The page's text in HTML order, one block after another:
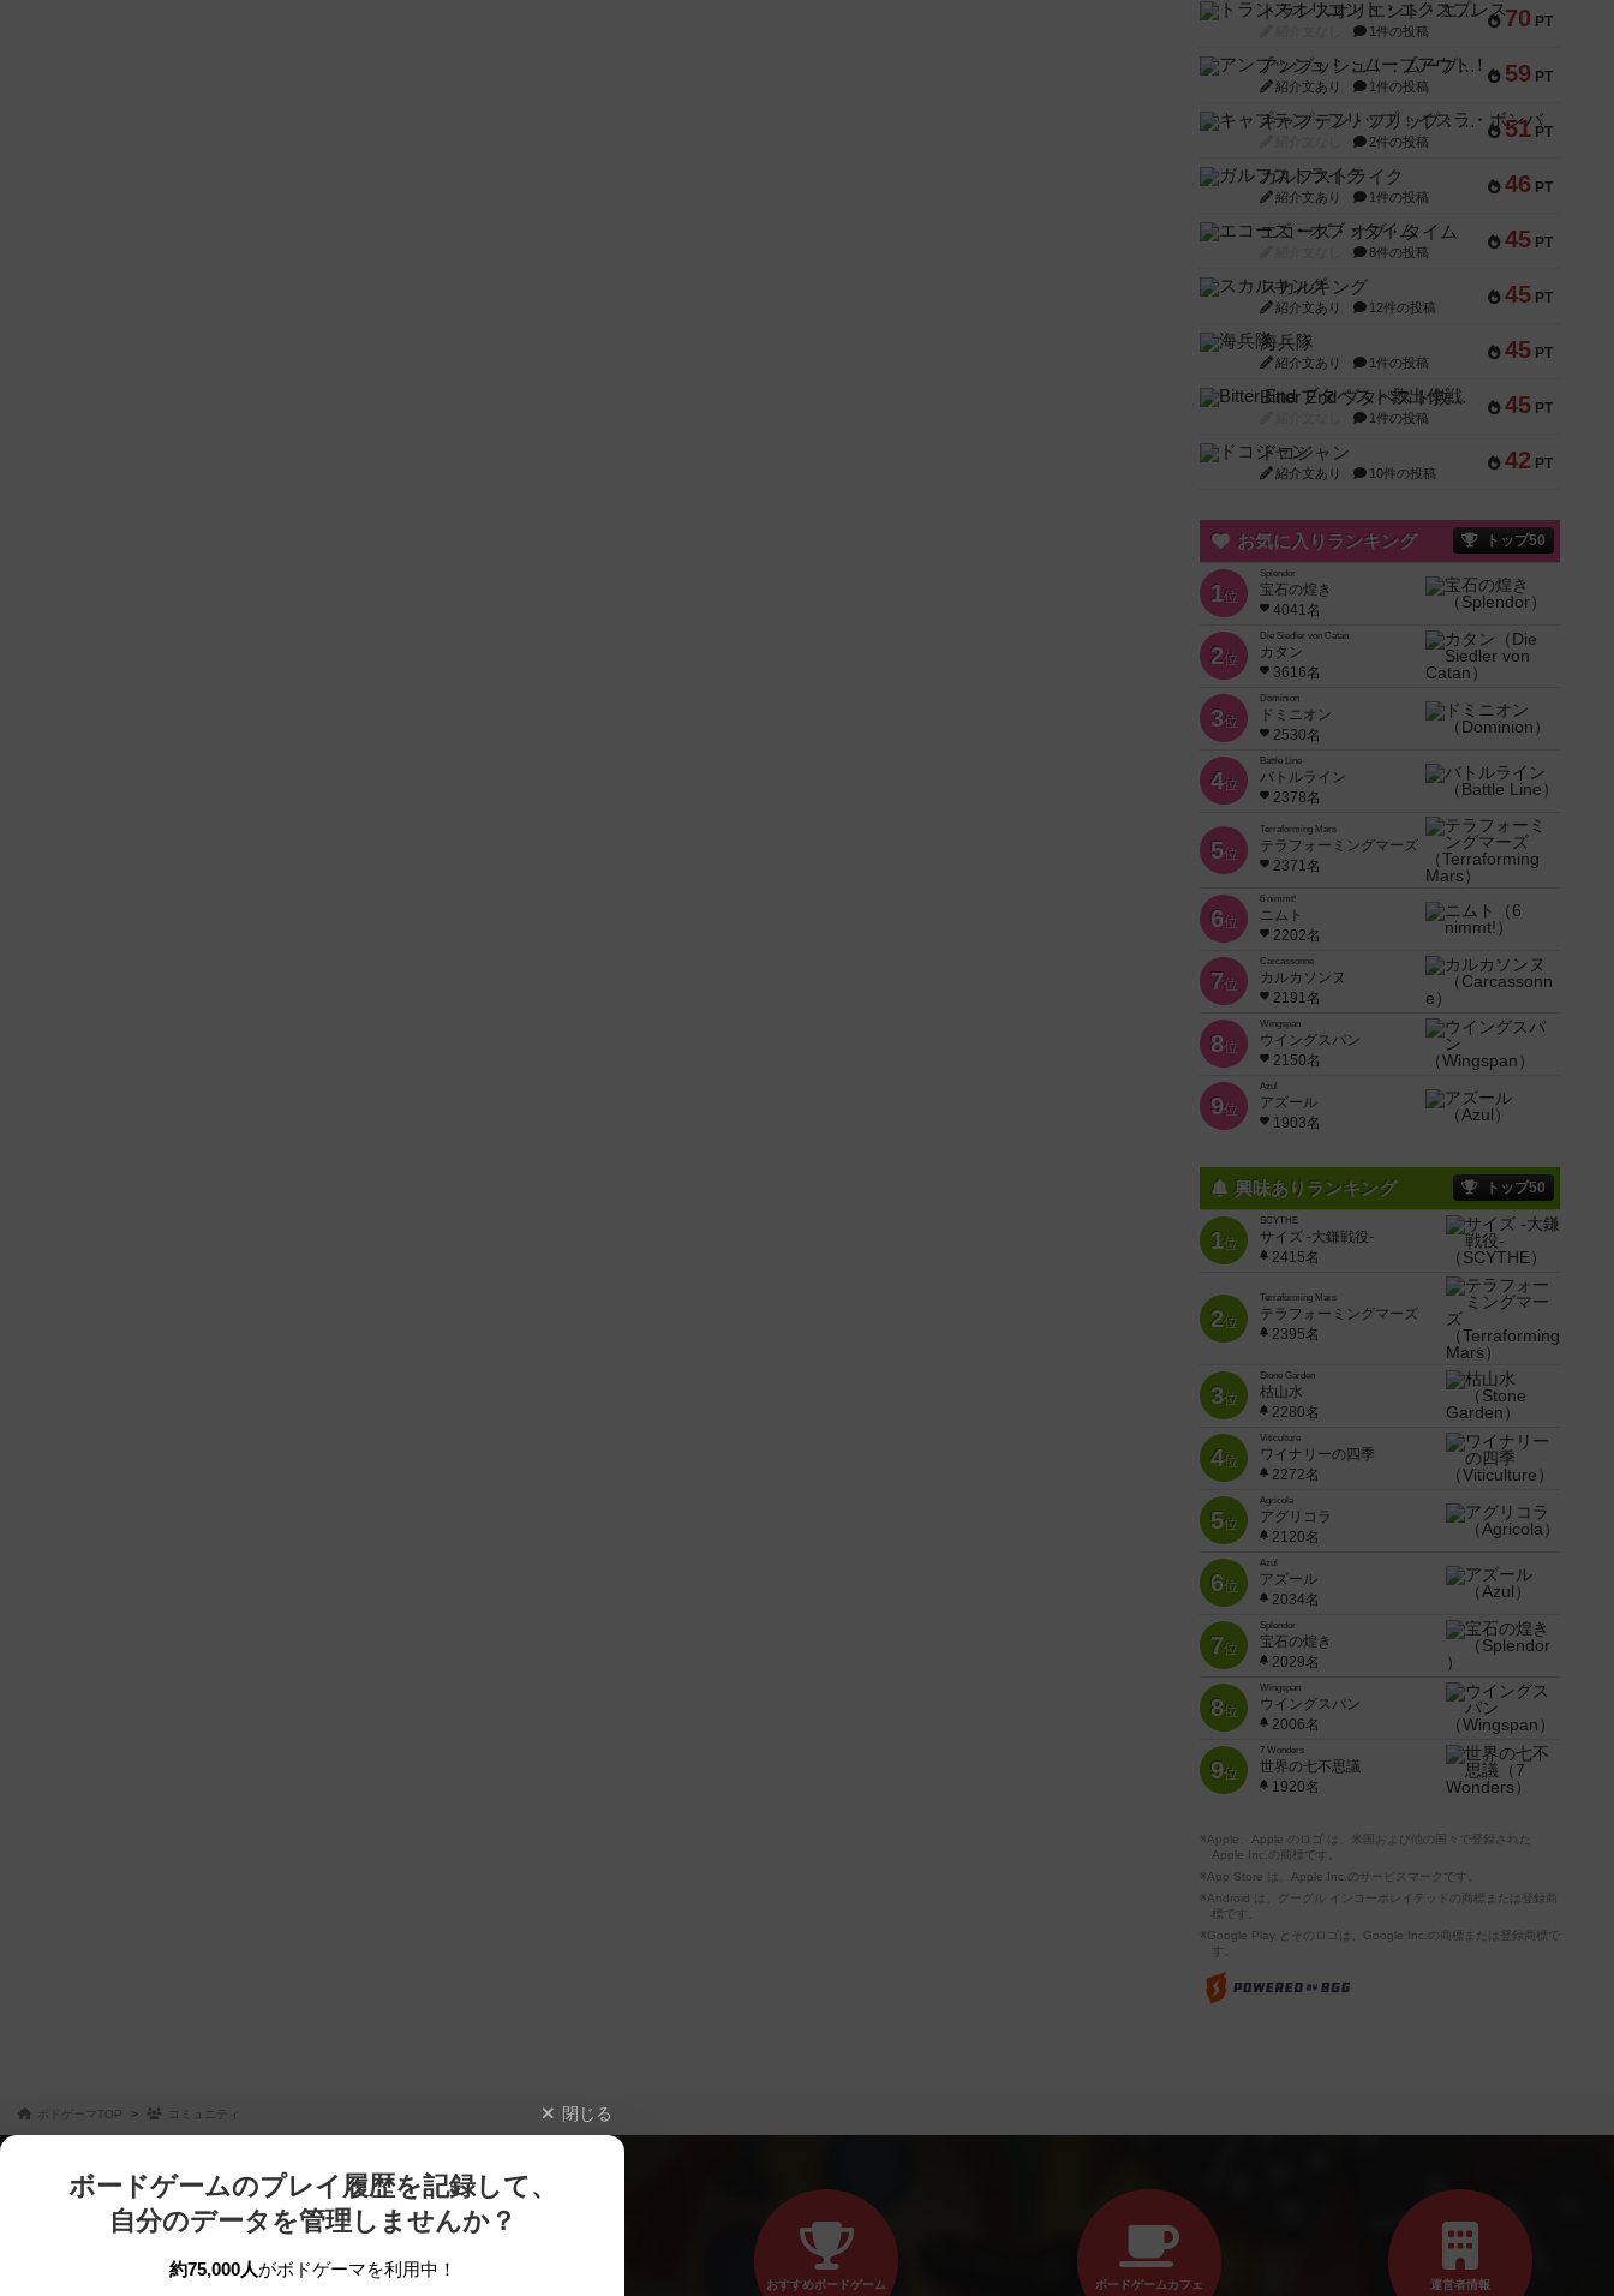
70 PT
トランスオリエント・エクスプレス
1件の投稿
59 PT
アンブッシュ！：ムーブアウト！
紹介文あり 1件の投稿
51 PT
キャプテン・フリップ：イスラ・ボンバ
2件の投稿
46 PT
ガルフストライク
紹介文あり 1件の投稿
45 PT
エコーズ・オブ・タイム
8件の投稿
45 PT
スカルキング
紹介文あり 12件の投稿
45 PT
海兵隊
紹介文あり 1件の投稿
45 PT
Bitter End ブタペスト救出作戦
1件の投稿
42 PT
ドコジャン
紹介文あり 10件の投稿
お気に入りランキング トップ50
1位
Splendor
宝石の煌き
4041名
2位
Die Siedler von Catan
カタン
3616名
3位
Dominion
ドミニオン
2530名
4位
Battle Line
バトルライン
2378名
5位
Terraforming Mars
テラフォーミングマーズ
2371名
6位
6 nimmt!
ニムト
2202名
7位
Carcassonne
カルカソンヌ
2191名
8位
Wingspan
ウイングスパン
2150名
9位
Azul
アズール
1903名
興味ありランキング トップ50
1位
SCYTHE
サイズ -大鎌戦役-
2415名
2位
Terraforming Mars
テラフォーミングマーズ
2395名
3位
Stone Garden
枯山水
2280名
4位
Viticulture
ワイナリーの四季
2272名
5位
Agricola
アグリコラ
2120名
6位
Azul
アズール
2034名
7位
Splendor
宝石の煌き
2029名
8位
Wingspan
ウイングスパン
2006名
9位
7 Wonders
世界の七不思議
1920名
※Apple、Apple のロゴ は、米国および他の国々で登録された
Apple Inc.の商標です。
※App Store は、Apple Inc.のサービスマークです。
※Android は、グーグル インコーポレイテッドの商標または登録商
標です。
※Google Play とそのロゴは、Google Inc.の商標または登録商標で
す。
ボドゲーマTOP コミュニティ 閉じる
ボードゲームのプレイ履歴を記録して、
自分のデータを管理しませんか？
約75,000人がボドゲーマを利用中！
おすすめボードゲーム ボードゲームカフェ 運営者情報